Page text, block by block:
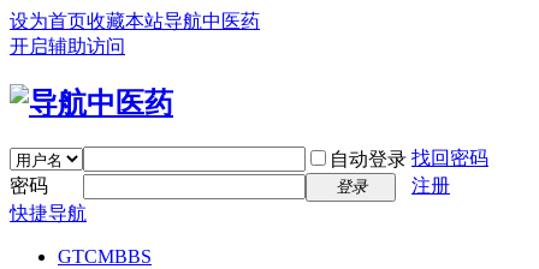
设为首页收藏本站导航中医药
开启辅助访问
自动登录 找回密码
密码
登录
注册
快捷导航
GTCMBBS